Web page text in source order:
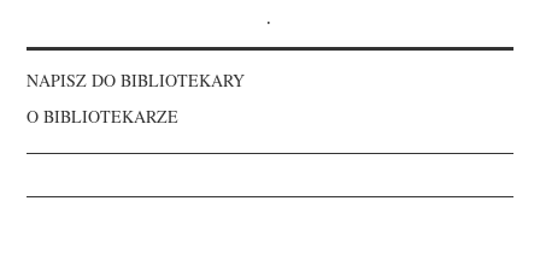
.
NAPISZ DO BIBLIOTEKARY
O BIBLIOTEKARZE